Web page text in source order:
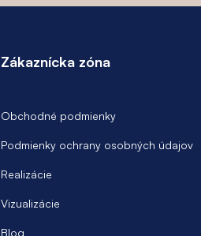
Zákaznícka zóna
Obchodné podmienky
Podmienky ochrany osobných údajov
Realizácie
Vizualizácie
Blog